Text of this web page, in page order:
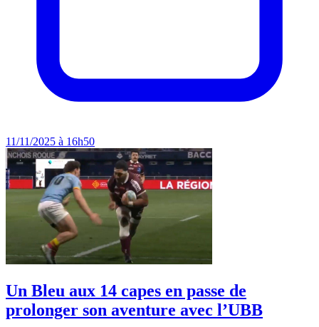
11/11/2025 à 16h50
Un Bleu aux 14 capes en passe de
prolonger son aventure avec l’UBB